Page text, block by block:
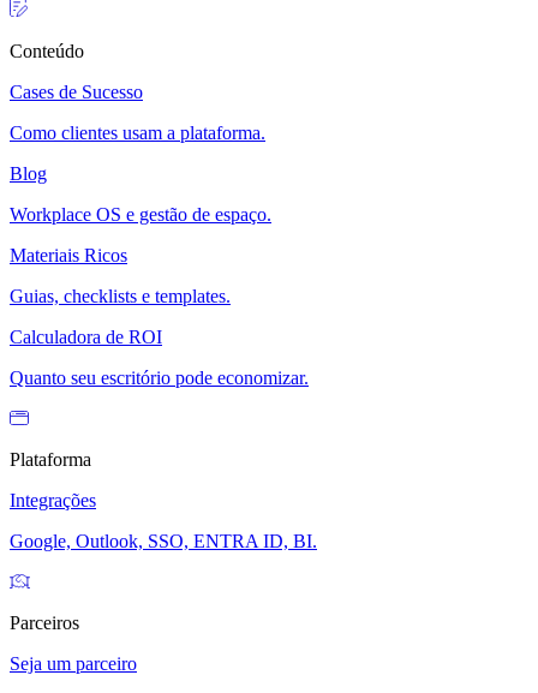
Conteúdo
Cases de Sucesso
Como clientes usam a plataforma.
Blog
Workplace OS e gestão de espaço.
Materiais Ricos
Guias, checklists e templates.
Calculadora de ROI
Quanto seu escritório pode economizar.
Plataforma
Integrações
Google, Outlook, SSO, ENTRA ID, BI.
Parceiros
Seja um parceiro